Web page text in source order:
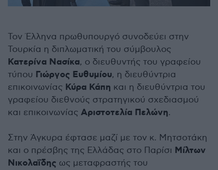
Τον Έλληνα πρωθυπουργό συνοδεύει στην
Τουρκία η διπλωματική του σύμβουλος
Κατερίνα Νασίκα, ο διευθυντής του γραφείου
τύπου Γιώργος Ευθυμίου, η διευθύντρια
επικοινωνίας Κύρα Κάπη και η διευθύντρια του
γραφείου διεθνούς στρατηγικού σχεδιασμού
και επικοινωνίας Αριστοτελία Πελώνη.
Στην Άγκυρα έφτασε μαζί με τον κ. Μητσοτάκη
και ο πρέσβης της Ελλάδας στο Παρίσι Μίλτων
Νικολαΐδης ως μεταφραστής του